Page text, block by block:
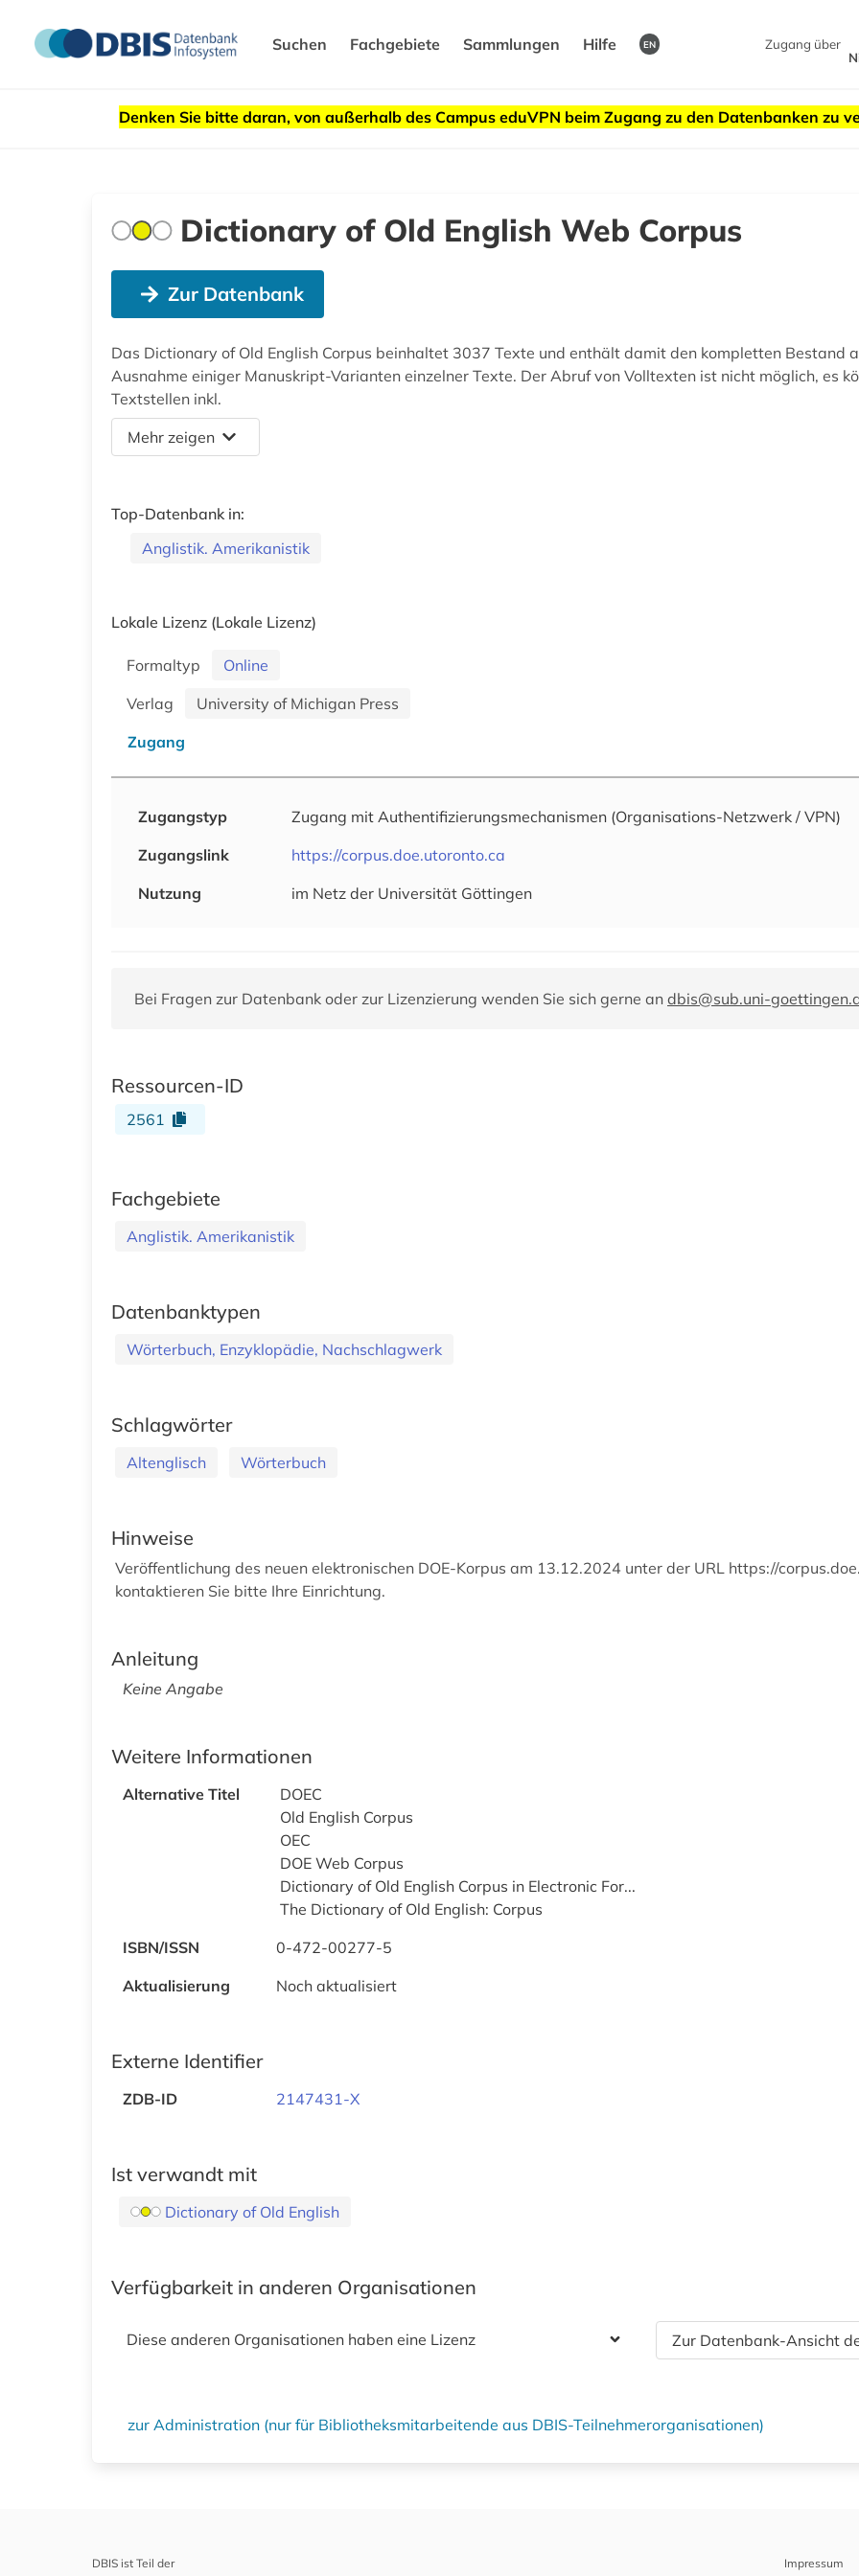
Suchen Fachgebiete Sammlungen Hilfe EN
Zugang über
Denken Sie bitte daran, von außerhalb des Campus eduVPN beim Zugang zu den Datenbanken zu
Dictionary of Old English Web Corpus
Zur Datenbank
Das Dictionary of Old English Corpus beinhaltet 3037 Texte und enthält damit den kompletten Bestand
Ausnahme einiger Manuskript-Varianten einzelner Texte. Der Abruf von Volltexten ist nicht möglich, es
Textstellen inkl.
Mehr zeigen
Top-Datenbank in:
Anglistik. Amerikanistik
Lokale Lizenz (Lokale Lizenz)
Formaltyp
Online
Verlag
University of Michigan Press
Zugang
Zugangstyp Zugang mit Authentifizierungsmechanismen (Organisations-Netzwerk / VPN)
Zugangslink
https://corpus.doe.utoronto.ca
Nutzung
im Netz der Universität Göttingen
Bei Fragen zur Datenbank oder zur Lizenzierung wenden Sie sich gerne an dbis@sub.uni-
Ressourcen-ID
2561
Fachgebiete
Anglistik. Amerikanistik
Datenbanktypen
Wörterbuch, Enzyklopädie, Nachschlagwerk
Schlagwörter
Altenglisch Wörterbuch
Hinweise
Veröffentlichung des neuen elektronischen DOE-Korpus am 13.12.2024 unter der URL https://
kontaktieren Sie bitte Ihre Einrichtung.
Anleitung
Keine Angabe
Weitere Informationen
Alternative Titel
DOEC
Old English Corpus
OEC
DOE Web Corpus
Dictionary of Old English Corpus in Electronic For...
The Dictionary of Old English: Corpus
ISBN/ISSN
0-472-00277-5
Aktualisierung
Noch aktualisiert
Externe Identifier
ZDB-ID 2147431-X
Ist verwandt mit
Dictionary of Old English
Verfügbarkeit in anderen Organisationen
Diese anderen Organisationen haben eine Lizenz Zur Datenbank-Ansicht
zur Administration (nur für Bibliotheksmitarbeitende aus DBIS-Teilnehmerorganisationen)
DBIS ist Teil der Impressum